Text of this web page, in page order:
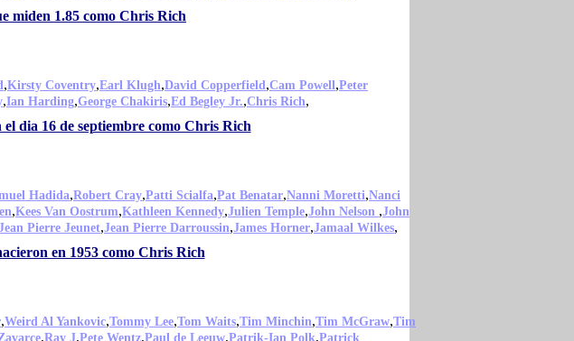
miden 1.85 como Chris Rich
,Kirsty Coventry,Earl Klugh,David Copperfield,Cam Powell,Peter
,Ian Harding,George Chakiris,Ed Begley Jr.,Chris Rich,
dia 16 de septiembre como Chris Rich
Hadida,Robert Cray,Patti Scialfa,Pat Benatar,Nanni Moretti,Nanci
,Kees Van Oostrum,Kathleen Kennedy,Julien Temple,John Nelson ,John
Pierre Jeunet,Jean Pierre Darroussin,James Horner,Jamaal Wilkes,
en 1953 como Chris Rich
,Weird Al Yankovic,Tommy Lee,Tom Waits,Tim Minchin,Tim McGraw,Tim
,Ray J,Pete Wentz,Paul de Leeuw,Patrik-Ian Polk,Patrick